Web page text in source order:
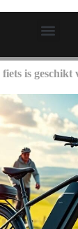
is geschikt